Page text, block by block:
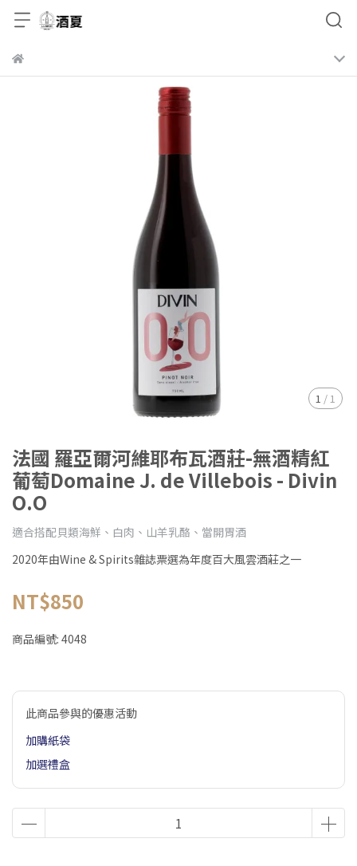
1 / 1
法國 羅亞爾河維耶布瓦酒莊-無酒精紅
葡萄Domaine J. de Villebois - Divin
O.O
適合搭配貝類海鮮、白肉、山羊乳酪、當開胃酒
2020年由Wine & Spirits雜誌票選為年度百大風雲酒莊之一
NT$850
商品編號: 4048
此商品參與的優惠活動
加購紙袋
加選禮盒